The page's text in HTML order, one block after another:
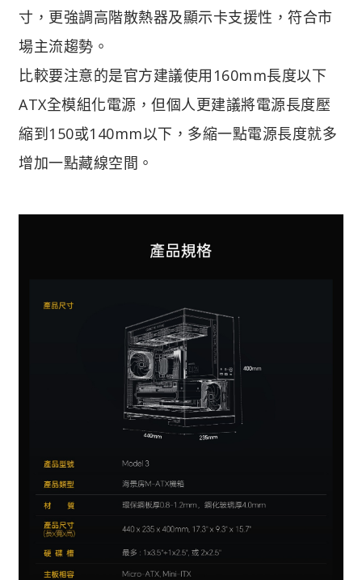
寸，更強調高階散熱器及顯示卡支援性，符合市
場主流趨勢。
比較要注意的是官方建議使用160mm長度以下
ATX全模組化電源，但個人更建議將電源長度壓
縮到150或140mm以下，多縮一點電源長度就多
增加一點藏線空間。